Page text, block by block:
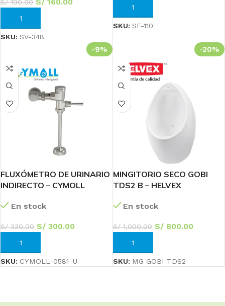
S/190.00
AÑADIR AL CARRITO
SKU: SV-348
AÑADIR AL CARRITO
SKU: SF-110
-9%
FLUXÓMETRO DE URINARIO
INDIRECTO – CYMOLL
En stock
S/330.00 S/ 300.00
AÑADIR AL CARRITO
SKU: CYMOLL-0581-U
-20%
MINGITORIO SECO GOBI
TDS2 B – HELVEX
En stock
S/1,000.00 S/800.00
AÑADIR AL CARRITO
SKU: MG GOBI TDS2